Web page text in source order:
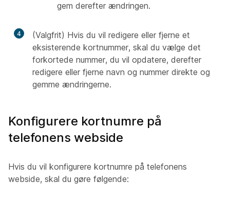
gem derefter ændringen.
4
(Valgfrit) Hvis du vil redigere eller fjerne et
eksisterende kortnummer, skal du vælge det
forkortede nummer, du vil opdatere, derefter
redigere eller fjerne navn og nummer direkte og
gemme ændringerne.
Konfigurere kortnumre på
telefonens webside
Hvis du vil konfigurere kortnumre på telefonens
webside, skal du gøre følgende: